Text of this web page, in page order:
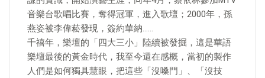
音樂台歌唱比賽，奪得冠軍，進入歌壇；2000年，孫
燕姿被李偉菘發現，簽約華納……
千禧年，樂壇的「四大三小」陸續被發掘，這是華語
樂壇最後的黃金時代，我至今還在感概，當初的製作
人們是如何獨具慧眼，把這些「沒嗓門」、「沒技